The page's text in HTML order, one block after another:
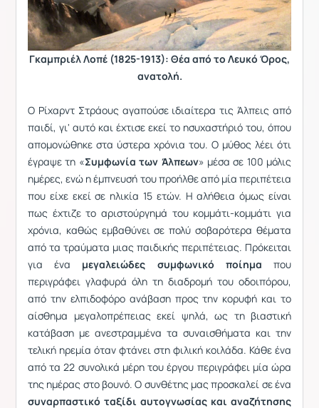
Γκαμπριέλ Λοπέ (1825-1913): Θέα από το Λευκό Όρος,
ανατολή.
Ο Ρίχαρντ Στράους αγαπούσε ιδιαίτερα τις Άλπεις από
παιδί, γι' αυτό και έχτισε εκεί το ησυχαστήριό του, όπου
απομονώθηκε στα ύστερα χρόνια του. Ο μύθος λέει ότι
έγραψε τη «Συμφωνία των Άλπεων» μέσα σε 100 μόλις
ημέρες, ενώ η έμπνευσή του προήλθε από μία περιπέτεια
που είχε εκεί σε ηλικία 15 ετών. Η αλήθεια όμως είναι
πως έχτιζε το αριστούργημά του κομμάτι-κομμάτι για
χρόνια, καθώς εμβαθύνει σε πολύ σοβαρότερα θέματα
από τα τραύματα μιας παιδικής περιπέτειας. Πρόκειται
για ένα μεγαλειώδες συμφωνικό ποίημα που
περιγράφει γλαφυρά όλη τη διαδρομή του οδοιπόρου,
από την ελπιδοφόρο ανάβαση προς την κορυφή και το
αίσθημα μεγαλοπρέπειας εκεί ψηλά, ως τη βιαστική
κατάβαση με ανεστραμμένα τα συναισθήματα και την
τελική ηρεμία όταν φτάνει στη φιλική κοιλάδα. Κάθε ένα
από τα 22 συνολικά μέρη του έργου περιγράφει μία ώρα
της ημέρας στο βουνό. Ο συνθέτης μας προσκαλεί σε ένα
συναρπαστικό ταξίδι αυτογνωσίας και αναζήτησης